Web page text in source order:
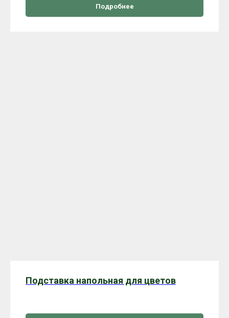
Подробнее
Подставка напольная для цветов